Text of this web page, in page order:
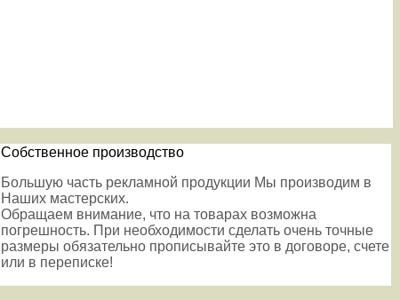
Собственное производство
Большую часть рекламной продукции Мы производим в
Наших мастерских.
Обращаем внимание, что на товарах возможна
погрешность. При необходимости сделать очень точные
размеры обязательно прописывайте это в договоре, счете
или в переписке!